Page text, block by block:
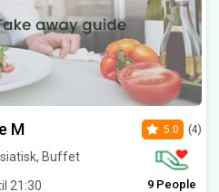
M
Buffet
21:30
5.0 (4)
9 People